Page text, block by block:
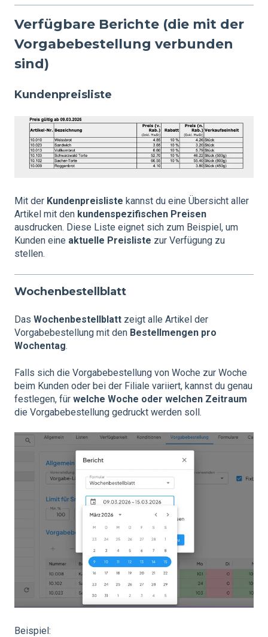
Verfügbare Berichte (die mit der
Vorgabebestellung verbunden
sind)
Kundenpreisliste
Mit der Kundenpreisliste kannst du eine Übersicht aller
Artikel mit den kundenspezifischen Preisen
ausdrucken. Diese Liste eignet sich zum Beispiel, um
Kunden eine aktuelle Preisliste zur Verfügung zu
stellen.
Wochenbestellblatt
Das Wochenbestellblatt zeigt alle Artikel der
Vorgabebestellung mit den Bestellmengen pro
Wochentag.
Falls sich die Vorgabebestellung von Woche zur Woche
beim Kunden oder bei der Filiale variiert, kannst du genau
festlegen, für welche Woche oder welchen Zeitraum
die Vorgabebestellung gedruckt werden soll.
Beispiel: